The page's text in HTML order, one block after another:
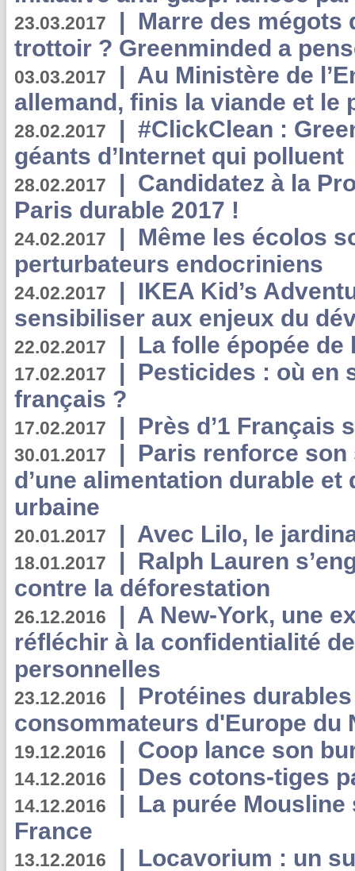
23.03.2017 | Marre des mégots
trottoir ? Greenminded a
03.03.2017 | Au Ministère de
allemand, finis la viande et le
28.02.2017 | #ClickClean :
géants d’Internet qui polluent
28.02.2017 | Candidatez à la
Paris durable 2017 !
24.02.2017 | Même les écolos
perturbateurs endocriniens
24.02.2017 | IKEA Kid’s
sensibiliser aux enjeux du
22.02.2017 | La folle épopée de
17.02.2017 | Pesticides : où en
français ?
17.02.2017 | Près d’1 Français
30.01.2017 | Paris renforce
d’une alimentation durable et
urbaine
20.01.2017 | Avec Lilo, le
18.01.2017 | Ralph Lauren
contre la déforestation
26.12.2016 | A New-York, une
réfléchir à la confidentialité
personnelles
23.12.2016 | Protéines
consommateurs d'Europe du
19.12.2016 | Coop lance son
14.12.2016 | Des cotons-tiges
14.12.2016 | La purée
France
13.12.2016 | Locavorium : un